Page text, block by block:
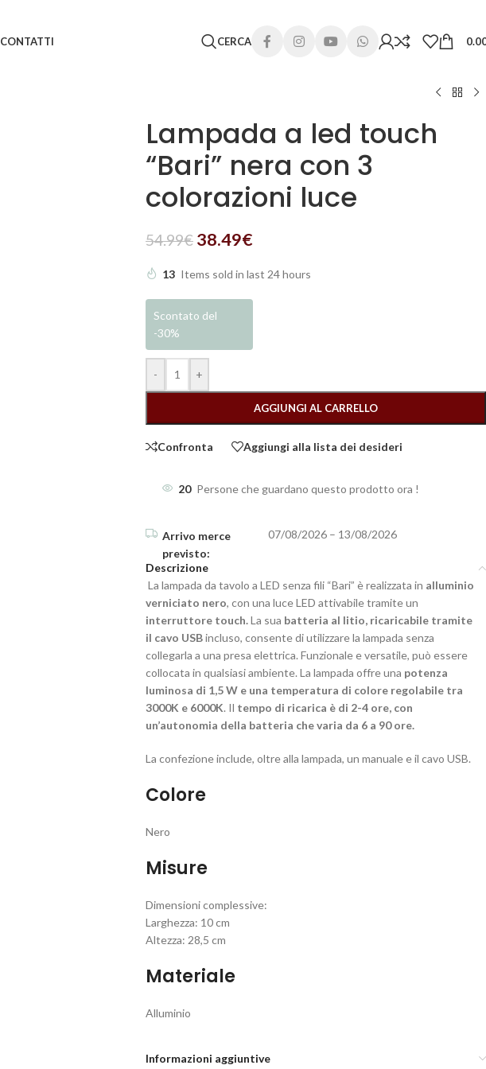
CONTATTI CERCA
Lampada a led touch
“Bari” nera con 3
colorazioni luce
54.99€ 38.49€
13 Items sold in last 24 hours
Scontato del
-30%
- +
AGGIUNGI AL CARRELLO
Confronta Aggiungi alla lista dei desideri
20 Persone che guardano questo prodotto ora !
07/08/2026 – 13/08/2026
Descrizione
La lampada da tavolo a LED senza fili “Bari” è realizzata in alluminio
verniciato nero, con una luce LED attivabile tramite un
interruttore touch.La sua batteria al litio, ricaricabile tramite
il cavo USBincluso, consente di utilizzare la lampada senza
collegarla a una presa elettrica. Funzionale e versatile, può essere
collocata in qualsiasi ambiente. La lampada offre una potenza
luminosa di 1,5 W e una temperatura di colore regolabile tra
3000K e 6000K. Il tempo di ricarica è di 2-4 ore, con
un’autonomia della batteria che varia da 6 a 90 ore.
La confezione include, oltre alla lampada, un manuale e il cavo USB.
Colore
Nero
Misure
Dimensioni complessive:
Larghezza: 10 cm
Altezza: 28,5 cm
Materiale
Alluminio
Informazioni aggiuntive